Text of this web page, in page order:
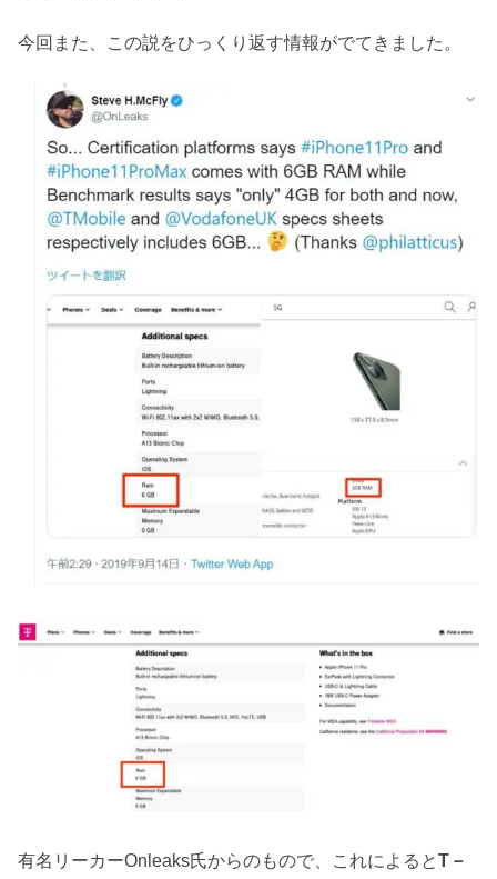
今回また、この説をひっくり返す情報がでてきました。
有名リーカーOnleaks氏からのもので、これによるとT－